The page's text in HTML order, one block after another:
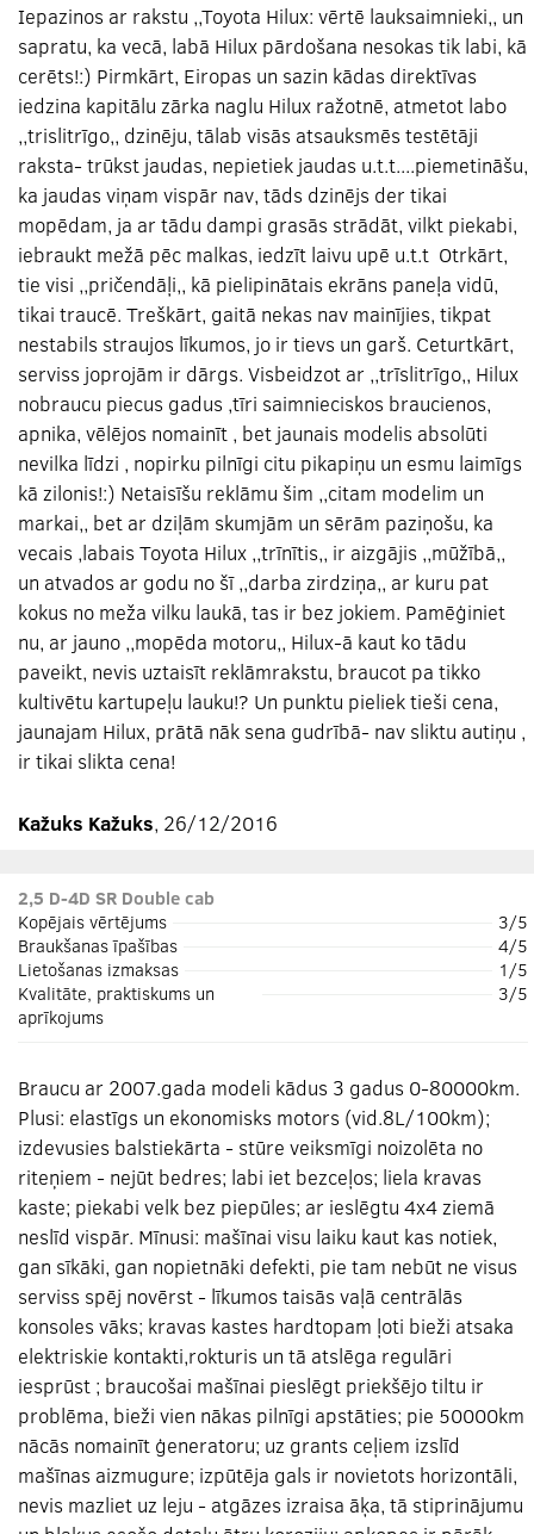
Iepazinos ar rakstu ,,Toyota Hilux: vērtē lauksaimnieki,, un
sapratu, ka vecā, labā Hilux pārdošana nesokas tik labi, kā
cerēts!:) Pirmkārt, Eiropas un sazin kādas direktīvas
iedzina kapitālu zārka naglu Hilux ražotnē, atmetot labo
,,trislitrīgo,, dzinēju, tālab visās atsauksmēs testētāji
raksta- trūkst jaudas, nepietiek jaudas u.t.t....piemetināšu,
ka jaudas viņam vispār nav, tāds dzinējs der tikai
mopēdam, ja ar tādu dampi grasās strādāt, vilkt piekabi,
iebraukt mežā pēc malkas, iedzīt laivu upē u.t.t Otrkārt,
tie visi ,,pričendāļi,, kā pielipinātais ekrāns paneļa vidū,
tikai traucē. Treškārt, gaitā nekas nav mainījies, tikpat
nestabils straujos līkumos, jo ir tievs un garš. Ceturtkārt,
serviss joprojām ir dārgs. Visbeidzot ar ,,trīslitrīgo,, Hilux
nobraucu piecus gadus ,tīri saimnieciskos braucienos,
apnika, vēlējos nomainīt , bet jaunais modelis absolūti
nevilka līdzi , nopirku pilnīgi citu pikapiņu un esmu laimīgs
kā zilonis!:) Netaisīšu reklāmu šim ,,citam modelim un
markai,, bet ar dziļām skumjām un sērām paziņošu, ka
vecais ,labais Toyota Hilux ,,trīnītis,, ir aizgājis ,,mūžībā,,
un atvados ar godu no šī ,,darba zirdziņa,, ar kuru pat
kokus no meža vilku laukā, tas ir bez jokiem. Pamēģiniet
nu, ar jauno ,,mopēda motoru,, Hilux-ā kaut ko tādu
paveikt, nevis uztaisīt reklāmrakstu, braucot pa tikko
kultivētu kartupeļu lauku!? Un punktu pieliek tieši cena,
jaunajam Hilux, prātā nāk sena gudrībā- nav sliktu autiņu ,
ir tikai slikta cena!
Kažuks Kažuks, 26/12/2016
2,5 D-4D SR Double cab
Kopējais vērtējums
3/5
Braukšanas īpašības
4/5
Lietošanas izmaksas
1/5
Kvalitāte, praktiskums un
aprīkojums
3/5
Braucu ar 2007.gada modeli kādus 3 gadus 0-80000km.
Plusi: elastīgs un ekonomisks motors (vid.8L/100km);
izdevusies balstiekārta - stūre veiksmīgi noizolēta no
riteņiem - nejūt bedres; labi iet bezceļos; liela kravas
kaste; piekabi velk bez piepūles; ar ieslēgtu 4x4 ziemā
neslīd vispār. Mīnusi: mašīnai visu laiku kaut kas notiek,
gan sīkāki, gan nopietnāki defekti, pie tam nebūt ne visus
serviss spēj novērst - līkumos taisās vaļā centrālās
konsoles vāks; kravas kastes hardtopam ļoti bieži atsaka
elektriskie kontakti,rokturis un tā atslēga regulāri
iesprūst ; braucošai mašīnai pieslēgt priekšējo tiltu ir
problēma, bieži vien nākas pilnīgi apstāties; pie 50000km
nācās nomainīt ģeneratoru; uz grants ceļiem izslīd
mašīnas aizmugure; izpūtēja gals ir novietots horizontāli,
nevis mazliet uz leju - atgāzes izraisa āķa, tā stiprinājumu